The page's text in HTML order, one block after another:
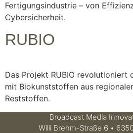
Fertigungsindustrie – von
Cybersicherheit.
RUBIO
Das Projekt RUBIO revolutioniert
mit Biokunststoffen aus
Reststoffen.
Broadcast Media
Willi Brehm-Straße 6 •